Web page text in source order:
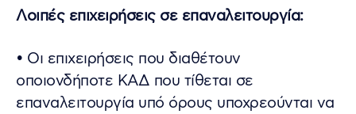
Λοιπές επιχειρήσεις σε επαναλειτουργία:
• Οι επιχειρήσεις που διαθέτουν
οποιονδήποτε ΚΑΔ που τίθεται σε
επαναλειτουργία υπό όρους υποχρεούνται να